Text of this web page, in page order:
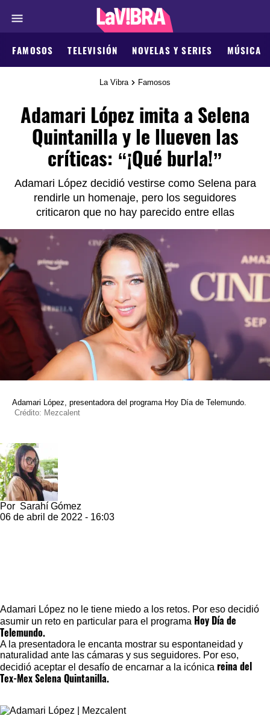
FAMOSOS TELEVISIÓN NOVELAS Y SERIES MÚSICA
La Vibra Famosos
Adamari López imita a Selena
Quintanilla y le llueven las
críticas: “¡Qué burla!”
Adamari López decidió vestirse como Selena para
rendirle un homenaje, pero los seguidores
criticaron que no hay parecido entre ellas
Adamari López, presentadora del programa Hoy Día de Telemundo.
Crédito: Mezcalent
Por Sarahí Gómez
06 de abril de 2022 - 16:03
Adamari López no le tiene miedo a los retos. Por eso decidió
asumir un reto en particular para el programa Hoy Día de
Telemundo.
A la presentadora le encanta mostrar su espontaneidad y
naturalidad ante las cámaras y sus seguidores. Por eso,
decidió aceptar el desafío de encarnar a la icónica reina del
Tex-Mex Selena Quintanilla.